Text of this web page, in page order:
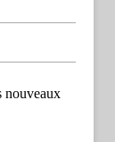
nouveaux